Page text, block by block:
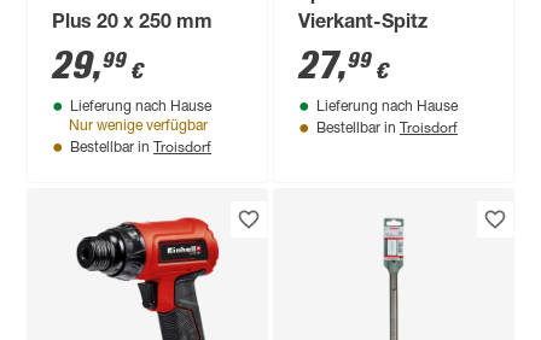
Plus 20 x 250 mm
29,99 €
Lieferung nach Hause
Nur wenige verfügbar
Bestellbar in Troisdorf
Vierkant-Spitz
27,99 €
Lieferung nach Hause
Bestellbar in Troisdorf